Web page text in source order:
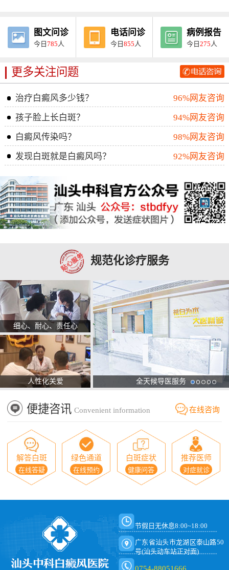
图文问诊
今日785 人
电话问诊
今日855 人
病例报告
今日275 人
更多关注问题
治疗白癜风多少钱？
96%网友咨询
孩子脸上长白斑？
94%网友咨询
白癜风传染吗？
98%网友咨询
发现白斑就是白癜风吗？
92%网友咨询
规范化诊疗服务
细心、耐心、责任心
人性化关爱 全天候导医服务
便捷咨讯 Convenient information 在线咨询
解答白斑
在线答疑
绿色通道
在线预约
白斑症状
健康问答
推荐医师
对症就诊
节假日无休息8:00~18:00
广东省汕头市龙湖区泰山路50
号(汕头动车站正对面)
0754-88051666